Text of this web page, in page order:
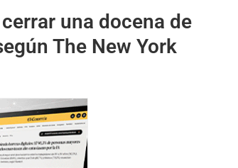
cerrar una docena de
The New York